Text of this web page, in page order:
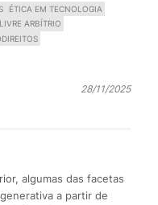
ÉTICA EM TECNOLOGIA
LIVRE ARBÍTRIO
28/11/2025
algumas das facetas
a partir de